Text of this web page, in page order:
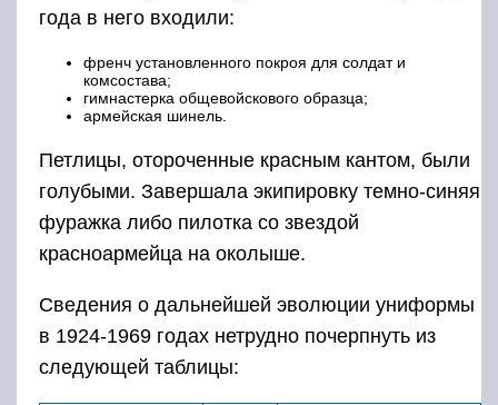
года в него входили:
френч установленного покроя для солдат и
комсостава;
гимнастерка общевойскового образца;
армейская шинель.
Петлицы, отороченные красным кантом, были
голубыми. Завершала экипировку темно-синяя
фуражка либо пилотка со звездой
красноармейца на околыше.
Сведения о дальнейшей эволюции униформы
в 1924-1969 годах нетрудно почерпнуть из
следующей таблицы: